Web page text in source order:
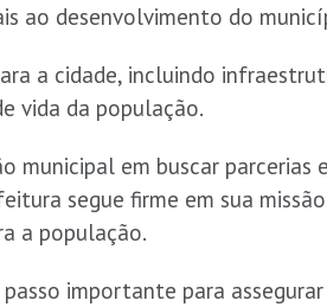
ao desenvolvimento do
a cidade, incluindo
vida da população.
municipal em buscar parcerias
segue firme em sua
a população.
importante para